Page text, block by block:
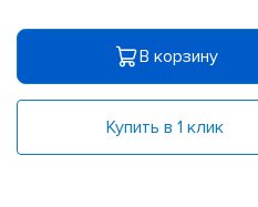
В корзину
Купить в 1 клик